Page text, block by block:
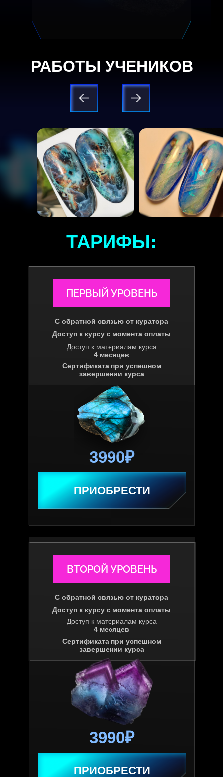
РАБОТЫ УЧЕНИКОВ
Good
ТАРИФЫ:
С обратной связью от куратора
Доступ к материалам курса
4 месяцев
3990₽
ВТОРОЙ УРОВЕНЬ
ПРИОБРЕСТИ
Доступ к курсу с момента оплаты
Сертификата при успешном
завершении курса
С обратной связью от куратора
Доступ к материалам курса
4 месяцев
3990₽
ПЕРВЫЙ УРОВЕНЬ
ПРИОБРЕСТИ
Доступ к курсу с момента оплаты
Сертификата при успешном
завершении курса